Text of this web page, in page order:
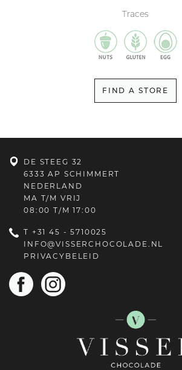
Traces
FIND A STORE
DE STEEG 32
6333 AP SCHIMMERT
NEDERLAND
MA T/M VRIJ
08:00 T/M 17:00
T +31 45 - 5710025
INFO@VISSERCHOCOLADE.NL
PRIVACYBELEID